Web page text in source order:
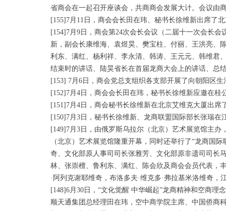
省商会在一起召开座谈会，共商商会发展大计。会议由
[155]7月11日，商会会长田在玮、秘书长徐维新出席了
[154]7月9日，商会第24次会长会议（二届十一次会长
新，副会长康维海、袁煜昊、樊宝柱、付丽、王洪亮、
利东、满红、杨利祥、李永清、韩涛、王元元、韩维君
结束时的讲话、陆昊省长在首届龙商大会上的讲话、总
[153] 7月6日，商会党总支组织各支部开展了向朝阳区
[152]7月4日，商会会长田在玮，秘书长徐维新应邀在
[151]7月4日，商会秘书长徐维新在北京艾维克大厦出席
[150]7月3日，秘书长徐维新、龙商联盟国际部长张瑞
[149]7月3日，由俄罗斯乌拉尔（北京）艺术展览馆主
（北京）艺术展览馆隆重开幕，同时还举行了“龙商国
奇、文化部原人事司司长张雅芳、文化部原非遗司司长
林、张崇檀、鲁利东、满红、陈会欣及商会会员代表，
·阿列克谢耶维奇，布洛多夫·维克多·弗拉基米洛维奇
[148]6月30日，“文化觉醒 中华崛起”龙商精神和空商
顺天通集团总经理田在玮，空中商学院主席、中国侨商